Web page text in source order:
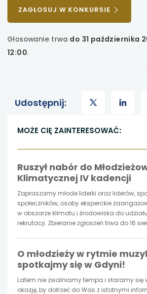
uwaga, link otwiera
uwaga, link otwiera
uwaga, link otwiera
ZAGŁOSUJ W KONKURSIE UWAGA,
SIĘ
Głosowanie trwa do 31 października
12:00.
Udostępnij: uwaga,
się
w
nowej
uwaga,
się
w
nowej
MOŻE CIĘ ZAINTERESOWAĆ:
Ruszył nabór do
Klimatycznej IV kadencji
Zapraszamy młode liderki oraz liderów,
społeczników, osoby eksperckie
w obszarze klimatu i środowiska do
rekrutacji. Zbieranie zgłoszeń trwa do 16
O młodzieży w rytmie
spotkajmy się w Gdyni!
Latem nie zwalniamy tempa i staramy się
okazję, by dotrzeć do Was z istotnymi